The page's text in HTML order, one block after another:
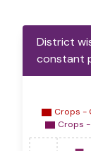
District
constant
Crops -
Crops -